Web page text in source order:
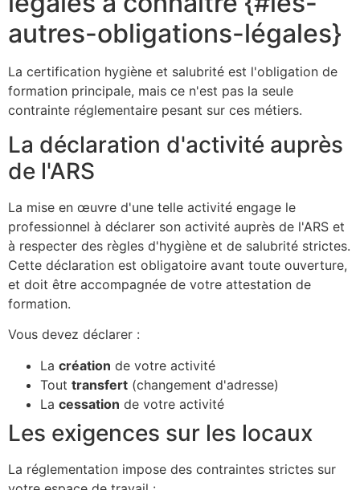
autres-obligations-légales}
La certification hygiène et salubrité est l'obligation de
formation principale, mais ce n'est pas la seule
contrainte réglementaire pesant sur ces métiers.
La déclaration d'activité auprès
de l'ARS
La mise en œuvre d'une telle activité engage le
professionnel à déclarer son activité auprès de l'ARS et
à respecter des règles d'hygiène et de salubrité strictes.
Cette déclaration est obligatoire avant toute ouverture,
et doit être accompagnée de votre attestation de
formation.
Vous devez déclarer :
La création de votre activité
Tout transfert (changement d'adresse)
La cessation de votre activité
Les exigences sur les locaux
La réglementation impose des contraintes strictes sur